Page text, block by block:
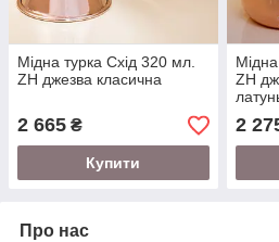
Мідна турка Схід 320 мл.
ZH джезва класична
2 665 ₴
Купити
ZH
2
Про нас